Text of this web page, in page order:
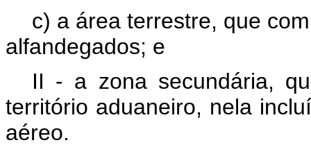
c) a área terrestre, que
alfandegados; e
II - a zona secundária,
território aduaneiro, nela
aéreo.